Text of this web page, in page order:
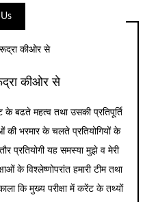
कीओर से
के बढते महत्व तथा उसकी प्रतिपूर्ति
भरमार के चलते प्रतियोगियों के
प्रतियोगी यह समस्या मुझे व मेरी
के विश्लेष्णोपरांत हमारी टीम तथा
कि मुख्य परीक्षा में करेंट के तथ्यों